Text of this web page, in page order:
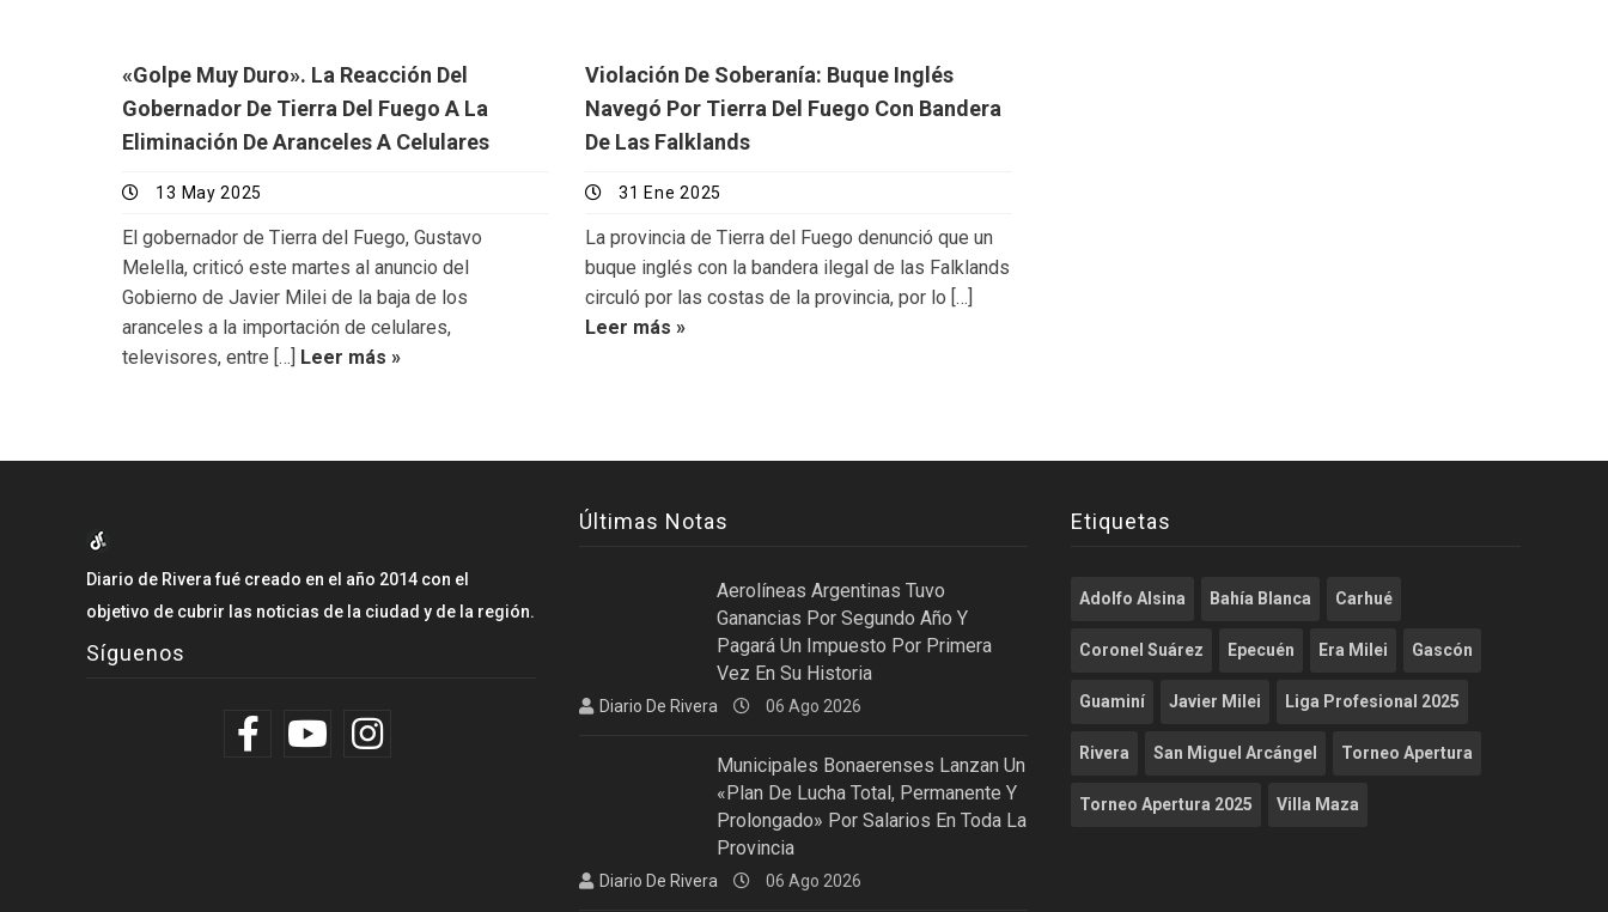
«Golpe Muy Duro». La Reacción Del
Gobernador De Tierra Del Fuego A La
Eliminación De Aranceles A Celulares
13 May 2025
El gobernador de Tierra del Fuego, Gustavo
Melella, criticó este martes al anuncio del
Gobierno de Javier Milei de la baja de los
aranceles a la importación de celulares,
televisores, entre […]
Leer más »
Violación De Soberanía: Buque Inglés
Navegó Por Tierra Del Fuego Con Bandera
De Las Falklands
31 Ene 2025
La provincia de Tierra del Fuego denunció que un
buque inglés con la bandera ilegal de las Falklands
circuló por las costas de la provincia, por lo […]
Leer más »
Diario de Rivera fué creado en el año 2014 con el
objetivo de cubrir las noticias de la ciudad y de la región.
Síguenos
Últimas Notas
Aerolíneas Argentinas Tuvo
Ganancias Por Segundo Año Y
Pagará Un Impuesto Por Primera
Vez En Su Historia
Diario De Rivera 06 Ago 2026
Municipales Bonaerenses Lanzan Un
«plan De Lucha Total, Permanente Y
Prolongado» Por Salarios En Toda La
Provincia
Diario De Rivera 06 Ago 2026
Etiquetas
Adolfo Alsina Bahía Blanca Carhué
Coronel Suárez Epecuén Era Milei Gascón
Guaminí Javier Milei Liga Profesional 2025
Rivera San Miguel Arcángel Torneo Apertura
Torneo Apertura 2025 Villa Maza